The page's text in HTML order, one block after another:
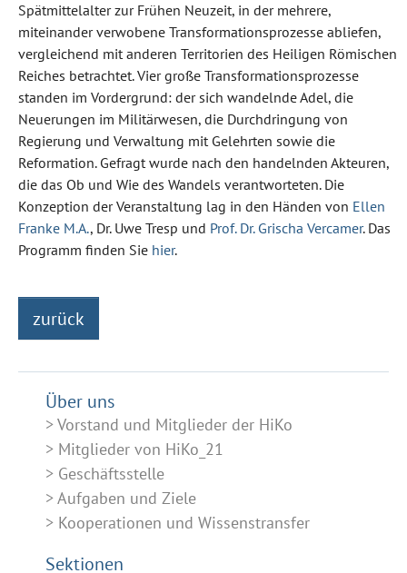
Spätmittelalter zur Frühen Neuzeit, in der mehrere,
miteinander verwobene Transformationsprozesse abliefen,
vergleichend mit anderen Territorien des Heiligen Römischen
Reiches betrachtet. Vier große Transformationsprozesse
standen im Vordergrund: der sich wandelnde Adel, die
Neuerungen im Militärwesen, die Durchdringung von
Regierung und Verwaltung mit Gelehrten sowie die
Reformation. Gefragt wurde nach den handelnden Akteuren,
die das Ob und Wie des Wandels verantworteten. Die
Konzeption der Veranstaltung lag in den Händen von Ellen
Franke M.A., Dr. Uwe Tresp und Prof. Dr. Grischa Vercamer. Das
Programm finden Sie hier.
zurück
Über uns
Vorstand und Mitglieder der HiKo
Mitglieder von HiKo_21
Geschäftsstelle
Aufgaben und Ziele
Kooperationen und Wissenstransfer
Sektionen